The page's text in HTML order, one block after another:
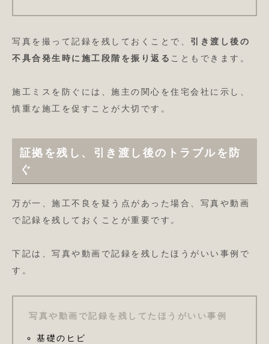
写真を撮って記録を残しておくことで、 引き渡し後の
不具合発生時に施工段階を振り返る こともできます。
施工ミスを防ぐには、施主の関心を住宅会社に示し、
慎重な施工を促すことが大切です。
証拠を残し、引き渡し後のトラブルを防
ぐ
万が一、施工不良を疑う点があった場合、写真や動画
で記録を残しておくことが重要です。
下記は、写真や動画で記録を残したほうがいい事例で
す。
写真や動画で記録を残してたほうがいい事例
基礎のヒビ